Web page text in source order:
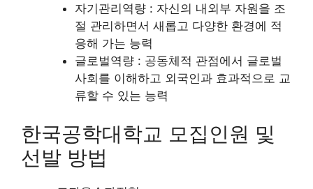
자기관리역량 : 자신의 내외부 자원을 조
절 관리하면서 새롭고 다양한 환경에 적
응해 가는 능력
글로벌역량 : 공동체적 관점에서 글로벌
사회를 이해하고 외국인과 효과적으로 교
류할 수 있는 능력
한국공학대학교 모집인원 및
선발 방법